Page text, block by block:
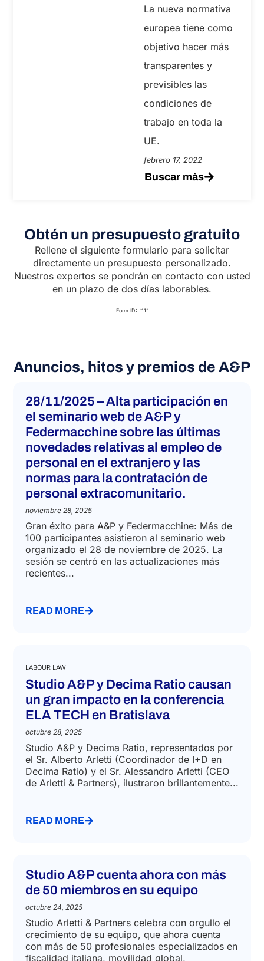
La nueva normativa
europea tiene como
objetivo hacer más
transparentes y
previsibles las
condiciones de
trabajo en toda la
UE.
febrero 17, 2022
Buscar màs
Obtén un presupuesto gratuito
Rellene el siguiente formulario para solicitar
directamente un presupuesto personalizado.
Nuestros expertos se pondrán en contacto con usted
en un plazo de dos días laborables.
Form ID: “11”
Anuncios, hitos y premios de A&P
28/11/2025 – Alta participación en
el seminario web de A&P y
Federmacchine sobre las últimas
novedades relativas al empleo de
personal en el extranjero y las
normas para la contratación de
personal extracomunitario.
noviembre 28, 2025
Gran éxito para A&P y Federmacchine: Más de
100 participantes asistieron al seminario web
organizado el 28 de noviembre de 2025. La
sesión se centró en las actualizaciones más
recientes...
READ MORE
LABOUR LAW
Studio A&P y Decima Ratio causan
un gran impacto en la conferencia
ELA TECH en Bratislava
octubre 28, 2025
Studio A&P y Decima Ratio, representados por
el Sr. Alberto Arletti (Coordinador de I+D en
Decima Ratio) y el Sr. Alessandro Arletti (CEO
de Arletti & Partners), ilustraron brillantemente...
READ MORE
Studio A&P cuenta ahora con más
de 50 miembros en su equipo
octubre 24, 2025
Studio Arletti & Partners celebra con orgullo el
crecimiento de su equipo, que ahora cuenta
con más de 50 profesionales especializados en
fiscalidad italiana, movilidad global,